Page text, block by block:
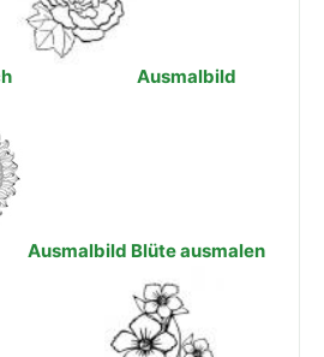
Ausmalbild
Ausmalbild Blüte ausmalen